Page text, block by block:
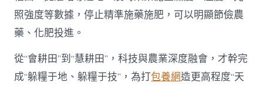
照強度等數據，停止精準施藥施肥，可以明顯節儉農
藥、化肥投進。
從“會耕田”到“慧耕田”，科技與農業深度融會，才幹完
成“躲糧于地、躲糧于技”，為打包養網造更高程度“天